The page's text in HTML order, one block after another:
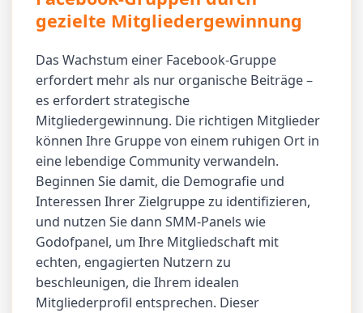
gezielte Mitgliedergewinnung
Das Wachstum einer Facebook-Gruppe
erfordert mehr als nur organische Beiträge –
es erfordert strategische
Mitgliedergewinnung. Die richtigen Mitglieder
können Ihre Gruppe von einem ruhigen Ort in
eine lebendige Community verwandeln.
Beginnen Sie damit, die Demografie und
Interessen Ihrer Zielgruppe zu identifizieren,
und nutzen Sie dann SMM-Panels wie
Godofpanel, um Ihre Mitgliedschaft mit
echten, engagierten Nutzern zu
beschleunigen, die Ihrem idealen
Mitgliederprofil entsprechen. Dieser